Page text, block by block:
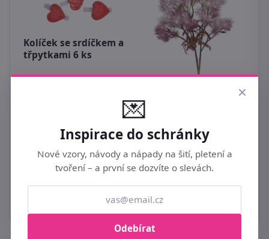
Kolíček se srdíčkem a
třpytkami 6 ks
69 Kč
Bodláčí - růžová
karmínová
99 Kč
×
💌
Inspirace do schránky
Nové vzory, návody a nápady na šití, pletení a
tvoření – a první se dozvíte o slevách.
Odebírat